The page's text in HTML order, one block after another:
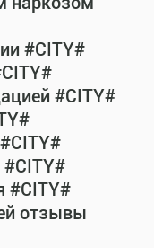
#CITY#
#CITY#
#CITY#
#CITY#
отзывы